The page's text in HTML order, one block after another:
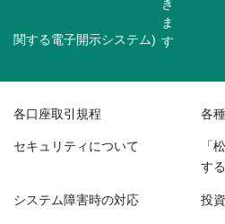
関する電子開示システム)
各口座取引規程 各
セキュリティについて 「
す
システム障害時の対応 投